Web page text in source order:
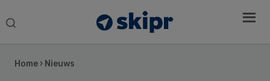
Search
Home › Nieuws
Sidebar